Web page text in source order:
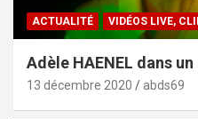
ACTUALITÉ VIDÉOS LIVE,
Adèle HAENEL dans
13 décembre 2020 abds69